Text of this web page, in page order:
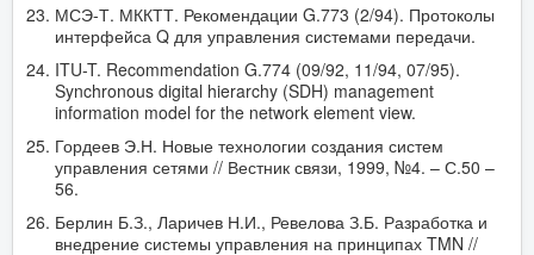
МСЭ-Т. МККТТ. Рекомендации G.773 (2/94). Протоколы
интерфейса Q для управления системами передачи.
ITU-T. Recommendation G.774 (09/92, 11/94, 07/95).
Synchronous digital hierarchy (SDH) management
information model for the network element view.
Гордеев Э.Н. Новые технологии создания систем
управления сетями // Вестник связи, 1999, №4. – С.50 –
56.
Берлин Б.З., Ларичев Н.И., Ревелова З.Б. Разработка и
внедрение системы управления на принципах TMN //